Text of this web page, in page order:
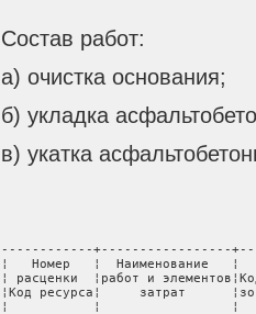
Состав работ:
а) очистка основания;
б) укладка
в) укатка
------------+-----------------
¦   Номер   ¦  Наименование
¦ расценки  ¦работ и
¦Код ресурса¦     затрат
¦           ¦                 ¦